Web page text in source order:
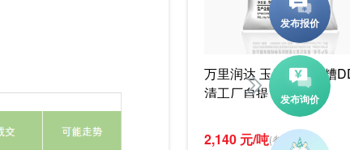
万里润达 玉米干酒精糟
清工厂自提
2,140 元/吨(参考价)